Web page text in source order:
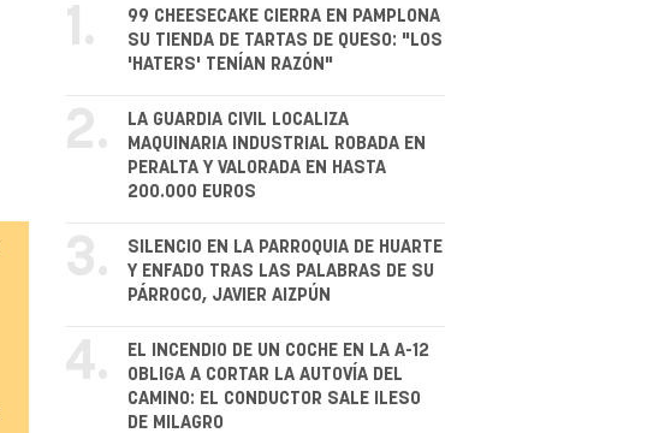
1.
99 CHEESECAKE CIERRA EN PAMPLONA
SU TIENDA DE TARTAS DE QUESO: "LOS
'HATERS' TENÍAN RAZÓN"
2.
LA GUARDIA CIVIL LOCALIZA
MAQUINARIA INDUSTRIAL ROBADA EN
PERALTA Y VALORADA EN HASTA
200.000 EUROS
3.
SILENCIO EN LA PARROQUIA DE HUARTE
Y ENFADO TRAS LAS PALABRAS DE SU
PÁRROCO, JAVIER AIZPÚN
4.
EL INCENDIO DE UN COCHE EN LA A-12
OBLIGA A CORTAR LA AUTOVÍA DEL
CAMINO: EL CONDUCTOR SALE ILESO
DE MILAGRO